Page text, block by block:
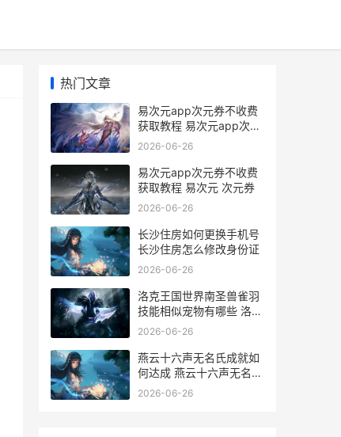
热门文章
易次元app次元券不收费
获取教程 易次元app次元
券在哪
2026-06-26
易次元app次元券不收费
获取教程 易次元 次元券
2026-06-26
长沙住房如何更换手机号
长沙住房怎么修改身份证
2026-06-26
洛克王国世界南圣兽雀羽
技能相似宠物有哪些 洛克
王国世界南十字的订单
2026-06-26
燕云十六声无名氏成就如
何达成 燕云十六声无名剑
法装备搭配
2026-06-26